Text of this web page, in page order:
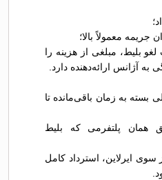
جریمه معمولاً بالا؛
بلیط، مبلغی از هزینه را
به آژانس ارائه‌دهنده دارد.
بسته به زمان باقی‌مانده تا
همان پلتفرمی که بلیط
سوی ایرلاین، استرداد کامل